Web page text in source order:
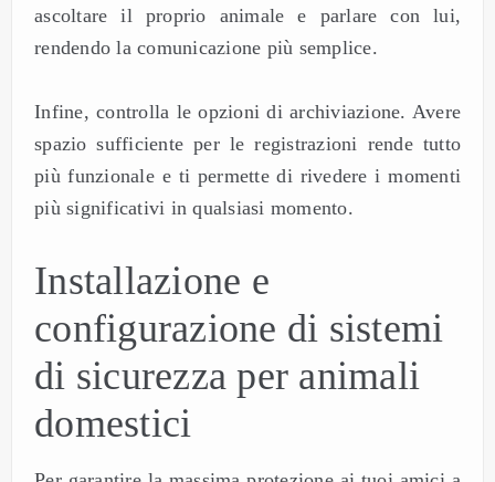
ascoltare il proprio animale e parlare con lui,
rendendo la comunicazione più semplice.
Infine, controlla le opzioni di archiviazione. Avere
spazio sufficiente per le registrazioni rende tutto
più funzionale e ti permette di rivedere i momenti
più significativi in qualsiasi momento.
Installazione e
configurazione di sistemi
di sicurezza per animali
domestici